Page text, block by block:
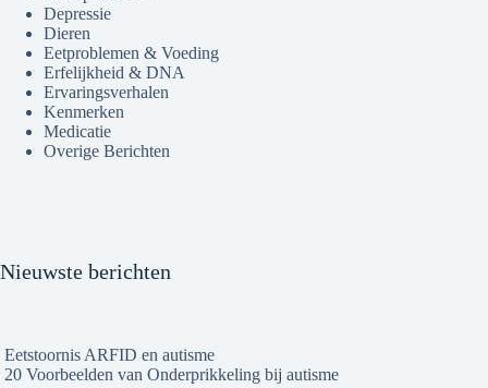
Depressie
Dieren
Eetproblemen & Voeding
Erfelijkheid & DNA
Ervaringsverhalen
Kenmerken
Medicatie
Overige Berichten
Nieuwste berichten
Eetstoornis ARFID en autisme
20 Voorbeelden van Onderprikkeling bij autisme